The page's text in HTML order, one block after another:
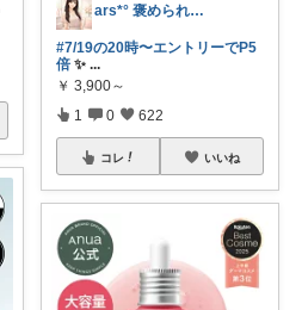
ars*° 褒められ美肌へ🫧
#7/19の20時〜エントリーでP5
倍 ✨ ...
￥ 3,900～
1 0 622
コレ いいね